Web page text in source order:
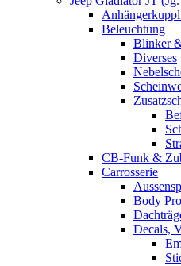
Beleuchtung
Blinker
Diverses
CB-Funk &
Carrosserie
Body
Decals,